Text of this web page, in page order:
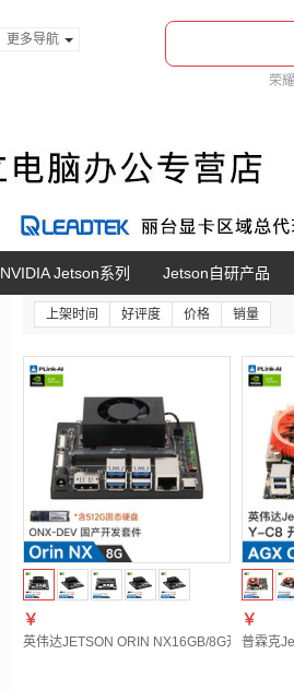
更多导航
荣
NVIDIA Jetson系列 Jetson自研产品
上架时间 好评度 价格 销量
￥
英伟达JETSON ORIN NX16GB/8G开发套件
￥
普霖克